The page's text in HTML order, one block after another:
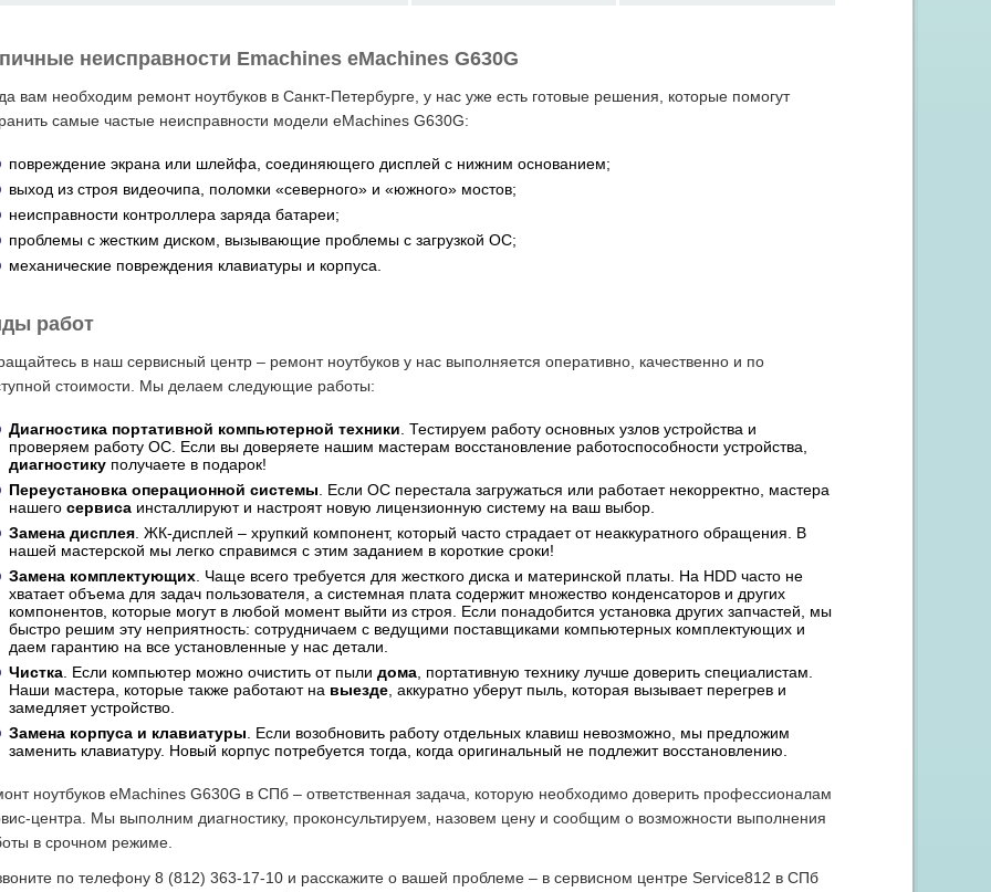
неисправности Emachines eMachines G630G
вам необходим ремонт ноутбуков в Санкт-Петербурге, у нас уже есть готовые решения, которые помогут
самые частые неисправности модели eMachines G630G:
повреждение экрана или шлейфа, соединяющего дисплей с нижним основанием;
выход из строя видеочипа, поломки «северного» и «южного» мостов;
неисправности контроллера заряда батареи;
проблемы с жестким диском, вызывающие проблемы с загрузкой ОС;
механические повреждения клавиатуры и корпуса.
работ
в наш сервисный центр – ремонт ноутбуков у нас выполняется оперативно, качественно и по
стоимости. Мы делаем следующие работы:
Диагностика портативной компьютерной техники . Тестируем работу основных узлов устройства и
проверяем работу ОС. Если вы доверяете нашим мастерам восстановление работоспособности устройства,
диагностику получаете в подарок!
Переустановка операционной системы . Если ОС перестала загружаться или работает некорректно, мастера
нашего сервиса инсталлируют и настроят новую лицензионную систему на ваш выбор.
Замена дисплея . ЖК-дисплей – хрупкий компонент, который часто страдает от неаккуратного обращения. В
нашей мастерской мы легко справимся с этим заданием в короткие сроки!
Замена комплектующих . Чаще всего требуется для жесткого диска и материнской платы. На HDD часто не
хватает объема для задач пользователя, а системная плата содержит множество конденсаторов и других
компонентов, которые могут в любой момент выйти из строя. Если понадобится установка других запчастей, мы
быстро решим эту неприятность: сотрудничаем с ведущими поставщиками компьютерных комплектующих и
даем гарантию на все установленные у нас детали.
Чистка . Если компьютер можно очистить от пыли дома , портативную технику лучше доверить специалистам.
Наши мастера, которые также работают на выезде , аккуратно уберут пыль, которая вызывает перегрев и
замедляет устройство.
Замена корпуса и клавиатуры . Если возобновить работу отдельных клавиш невозможно, мы предложим
заменить клавиатуру. Новый корпус потребуется тогда, когда оригинальный не подлежит восстановлению.
ноутбуков eMachines G630G в СПб – ответственная задача, которую необходимо доверить профессионалам
центра. Мы выполним диагностику, проконсультируем, назовем цену и сообщим о возможности выполнения
в срочном режиме.
по телефону 8 (812) 363-17-10 и расскажите о вашей проблеме – в сервисном центре Service812 в СПб